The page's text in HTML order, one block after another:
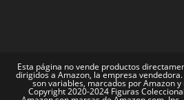
Esta página no vende productos
dirigidos a Amazon, la empresa
son variables, marcados por Amazon
Copyright 2020-2024 Figuras